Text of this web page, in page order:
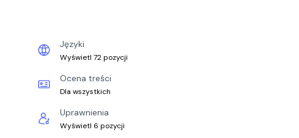
Języki
Wyświetl 72 pozycji
Ocena treści
Dla wszystkich
Uprawnienia
Wyświetl 6 pozycji